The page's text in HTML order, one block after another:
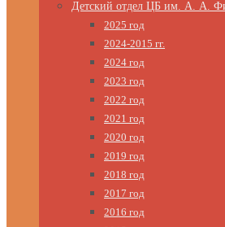
Детский отдел ЦБ им. А. А.
2025 год
2024-2015 гг.
2024 год
2023 год
2022 год
2021 год
2020 год
2019 год
2018 год
2017 год
2016 год